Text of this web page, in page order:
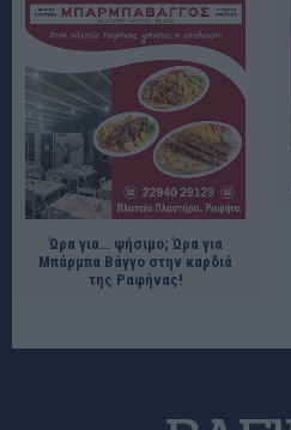
Ώρα για… ψήσιμο; Ώρα για
Μπάρμπα Βάγγο στην καρδιά
της Ραφήνας!